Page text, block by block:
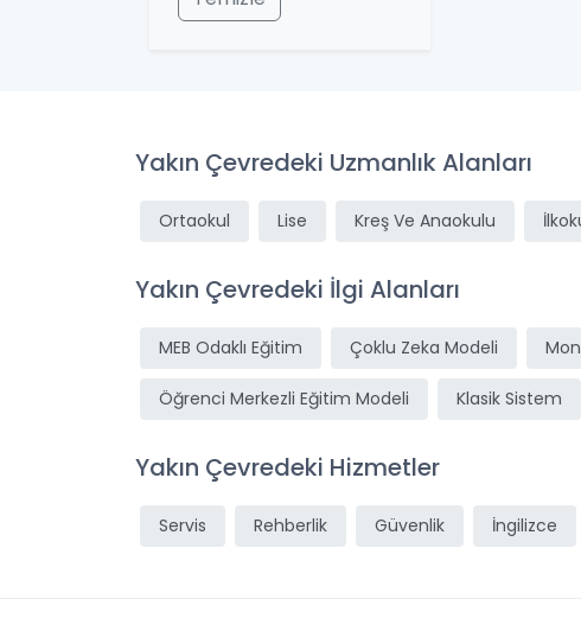
Yakın Çevredeki Uzmanlık Alanları
Ortaokul Lise Kreş Ve Anaokulu
Yakın Çevredeki İlgi Alanları
MEB Odaklı Eğitim Çoklu Zeka Modeli
Öğrenci Merkezli Eğitim Modeli Klasik Sistem
Yakın Çevredeki Hizmetler
Servis Rehberlik Güvenlik İngilizce